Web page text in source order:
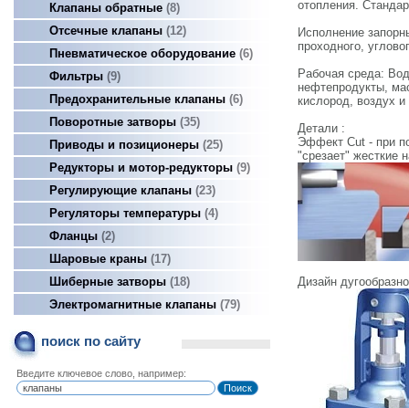
Клапаны обратные 8
Отсечные клапаны 12
Пневматическое оборудование 6
Фильтры 9
Предохранительные клапаны 6
Поворотные затворы 35
Приводы и позиционеры 25
Редукторы и мотор-редукторы 9
Регулирующие клапаны 23
Регуляторы температуры 4
Фланцы 2
Шаровые краны 17
Шиберные затворы 18
Электромагнитные клапаны 79
поиск по сайту
Введите ключевое слово, например:
отопления.
Исполнение
проходного,
Рабочая среда:
нефтепродукты,
кислород, воздух и
Детали :
Эффект Cut - при
"срезает" жесткие
Дизайн